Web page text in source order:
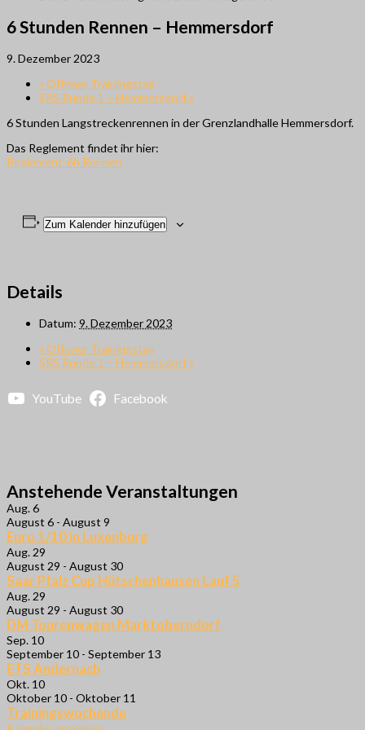
6 Stunden Rennen – Hemmersdorf
9. Dezember 2023
«Offener Trainingstag
SRS Runde 1 – Hemmersdorf»
6 Stunden Langstreckenrennen in der Grenzlandhalle Hemmersdorf.
Das Reglement findet ihr hier:
Reglement-6h Rennen
Zum Kalender hinzufügen
Details
Datum: 9. Dezember 2023
«Offener Trainingstag
SRS Runde 1 – Hemmersdorf»
YouTube Facebook
Anstehende Veranstaltungen
Aug.6
August 6 - August 9
Euro 1/10 in Luxenburg
Aug. 29
August 29 - August 30
Saar Pfalz Cup Hütschenhausen Lauf 5
Aug. 29
August 29 - August 30
DM Tourenwagen Marktoberndorf
Sep. 10
September 10 - September 13
ETS Andernach
Okt. 10
Oktober 10 - Oktober 11
Trainingswochende